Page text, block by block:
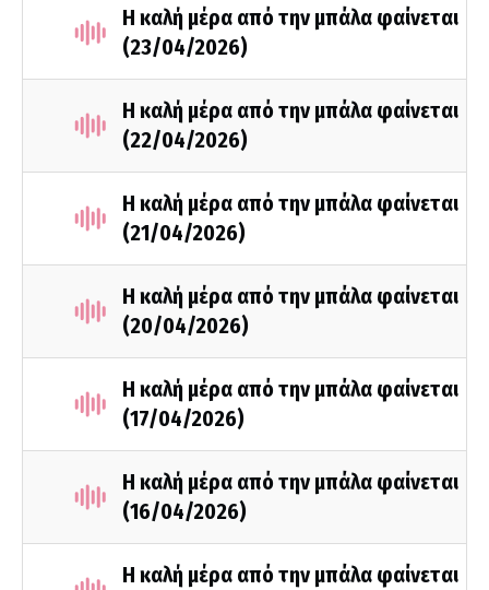
Η καλή μέρα από την μπάλα φαίνεται
(23/04/2026)
Η καλή μέρα από την μπάλα φαίνεται
(22/04/2026)
Η καλή μέρα από την μπάλα φαίνεται
(21/04/2026)
Η καλή μέρα από την μπάλα φαίνεται
(20/04/2026)
Η καλή μέρα από την μπάλα φαίνεται
(17/04/2026)
Η καλή μέρα από την μπάλα φαίνεται
(16/04/2026)
Η καλή μέρα από την μπάλα φαίνεται